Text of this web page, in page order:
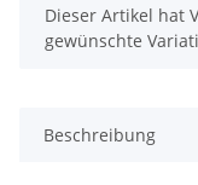
x
Dieser Artikel hat
gewünschte
Beschreibung